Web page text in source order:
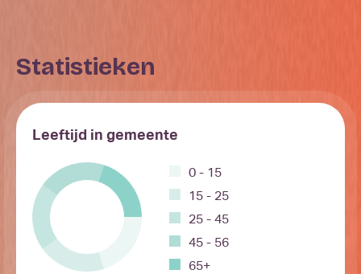
Statistieken
Leeftijd in gemeente
0 - 15
15 - 25
25 - 45
45 - 56
65+